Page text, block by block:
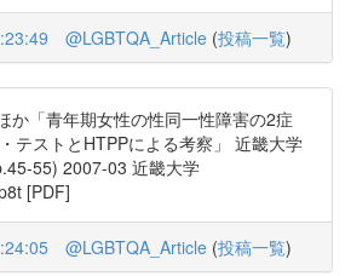
@LGBTQA_Article (投稿一覧)
か「青年期女性の性同一性障害の2症
テストとHTPPによる考察」 近畿大学
55) 2007-03 近畿大学
[PDF]
@LGBTQA_Article (投稿一覧)